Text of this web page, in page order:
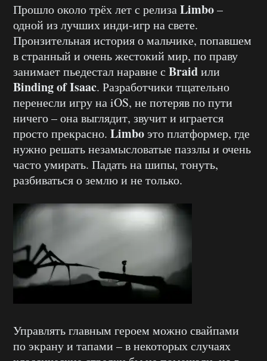
Прошло около трёх лет с релизаLimbo–
одной из лучших инди-игр на свете.
Пронзительная история о мальчике, попавшем
в странный и очень жестокий мир, по праву
занимает пьедестал наравне с Braidили
Binding of Isaac. Разработчики тщательно
перенесли игру на iOS, не потеряв по пути
ничего – она выглядит, звучит и играется
просто прекрасно. Limboэто платформер, где
нужно решать незамысловатые паззлы и очень
часто умирать. Падать на шипы, тонуть,
разбиваться о землю и не только.
Управлять главным героем можно свайпами
по экрану и тапами – в некоторых случаях